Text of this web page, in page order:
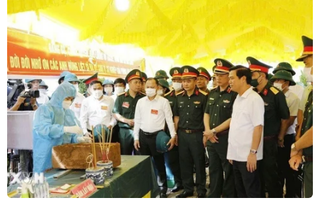
TIN CÙNG CHUYÊN MỤC
Hà Nội tăng tốc thi công
đường Vành đai 1 đoạn Hoàng Cầu-